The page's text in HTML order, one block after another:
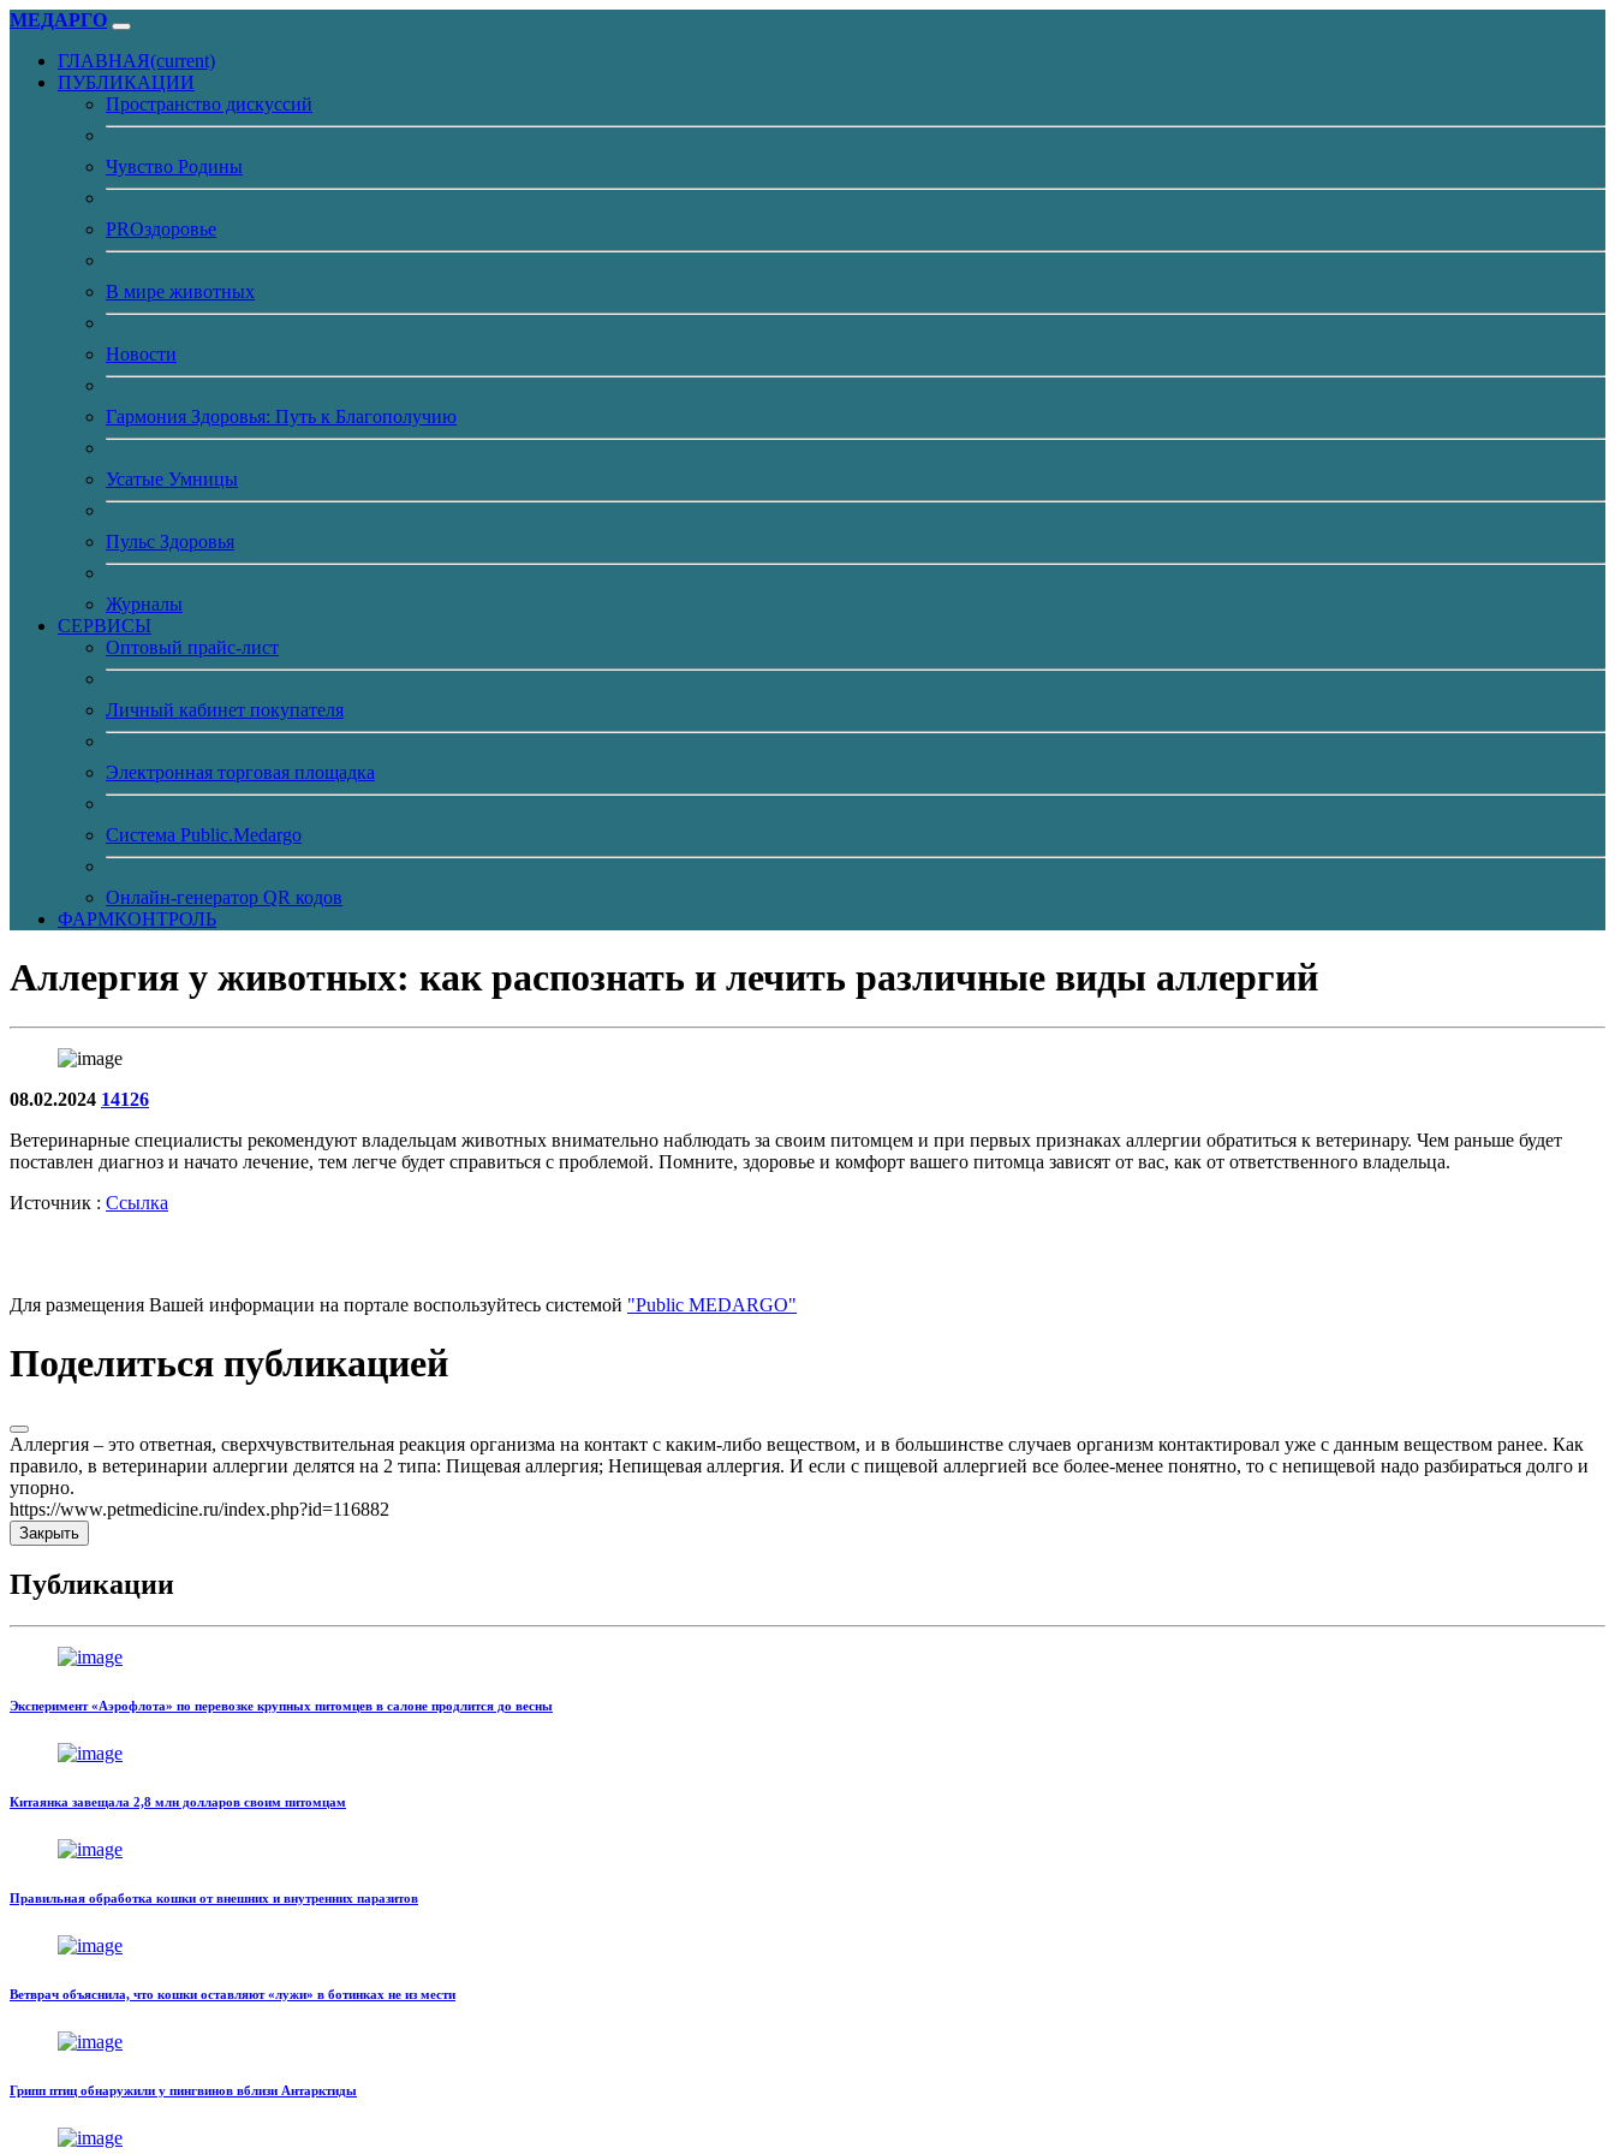
МЕДАРГО
ГЛАВНАЯ(current)
ПУБЛИКАЦИИ
Пространство дискуссий
Чувство Родины
PROздоровье
В мире животных
Новости
Гармония Здоровья: Путь к Благополучию
Усатые Умницы
Пульс Здоровья
Журналы
CЕРВИСЫ
Оптовый прайс-лист
Личный кабинет покупателя
Электронная торговая площадка
Система Public.Medargo
Онлайн-генератор QR кодов
ФАРМКОНТРОЛЬ
Аллергия у животных: как распознать и лечить различные виды аллергий
08.02.2024 14126
Ветеринарные специалисты рекомендуют владельцам животных внимательно наблюдать за своим питомцем и при первых признаках аллергии обратиться к ветеринару. Чем раньше будет
поставлен диагноз и начато лечение, тем легче будет справиться с проблемой. Помните, здоровье и комфорт вашего питомца зависят от вас, как от ответственного владельца.
Источник : Ссылка
Для размещения Вашей информации на портале воспользуйтесь системой "Public MEDARGO"
Поделиться публикацией
Аллергия – это ответная, сверхчувствительная реакция организма на контакт с каким-либо веществом, и в большинстве случаев организм контактировал уже с данным веществом ранее. Как
правило, в ветеринарии аллергии делятся на 2 типа: Пищевая аллергия; Непищевая аллергия. И если с пищевой аллергией все более-менее понятно, то с непищевой надо разбираться долго и
упорно.
https://www.petmedicine.ru/index.php?id=116882
Закрыть
Публикации
Эксперимент «Аэрофлота» по перевозке крупных питомцев в салоне продлится до весны
Китаянка завещала 2,8 млн долларов своим питомцам
Правильная обработка кошки от внешних и внутренних паразитов
Ветврач объяснила, что кошки оставляют «лужи» в ботинках не из мести
Грипп птиц обнаружили у пингвинов вблизи Антарктиды